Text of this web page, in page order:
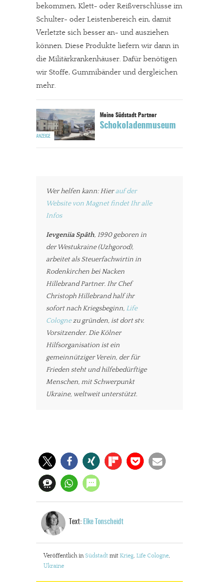
bekommen, Klett- oder Reißverschlüsse im
Schulter- oder Leistenbereich ein, damit
Verletzte sich besser an- und ausziehen
können. Diese Produkte liefern wir dann in
die Militärkrankenhäuser. Dafür benötigen
wir Stoffe, Gummibänder und dergleichen
mehr.
Schokoladenmuseum
Wer helfen kann: Hierauf der
Website von Magnet findet Ihr alle
Infos
Ievgeniia Späth, 1990 geboren in
der Westukraine (Uzhgorod),
arbeitet als Steuerfachwirtin in
Rodenkirchen bei Nacken
Hillebrand Partner. Ihr Chef
Christoph Hillebrand half ihr
sofort nach Kriegsbeginn, Life
Colognezu gründen, ist dort stv.
Vorsitzender. Die Kölner
Hilfsorganisation ist ein
gemeinnütziger Verein, der für
Frieden steht und hilfebedürftige
Menschen, mit Schwerpunkt
Ukraine, weltweit unterstützt.
Text: Elke Tonscheidt
Veröffentlich in Südstadt mit Krieg, Life Cologne,
Ukraine